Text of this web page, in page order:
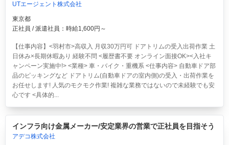
UTエージェント株式会社
東京都
正社員 / 派遣社員：時給1,600円～
【仕事内容】<羽村市>高収入 月収30万円可 ドアトリムの受入出荷作業 土
日休み×長期休暇あり 経験不問 <履歴書不要 オンライン面接OK><入社キ
ャンペーン実施中!> <業種> 車・バイク・重機系 <仕事内容> 自動車ドア部
品のピッキングなど ドアトリム(自動車ドアの室内側)の受入・出荷作業を
お任せします! 人気のモクモク作業! 複雑な業務ではないので未経験でも安
心です <具体的...
インフラ向け金属メーカー/安定業界の営業で正社員を目指そう
アデコ株式会社